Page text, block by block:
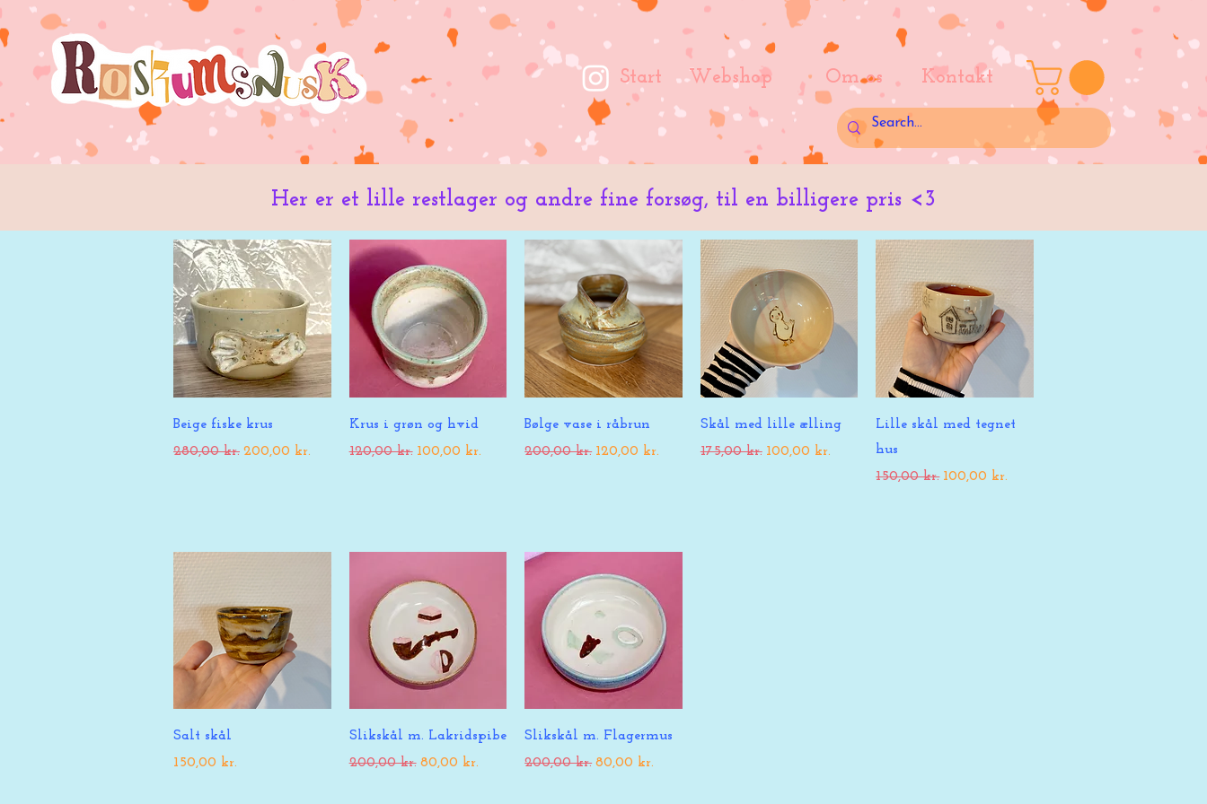
Start Webshop Om os Kontakt
Her er et lille restlager og andre fine forsøg, til en billigere pris <3
Hurtigvisning
Beige fiske krus
Regulær pris
280,00 kr. Salgspris
200,00 kr.
Hurtigvisning
Krus i grøn og hvid
Regulær pris
120,00 kr. Salgspris
100,00 kr.
Hurtigvisning
Bølge vase i råbrun
Regulær pris
200,00 kr. Salgspris
120,00 kr.
Hurtigvisning
Skål med lille ælling
Regulær pris
175,00 kr. Salgspris
100,00 kr.
Hurtigvisning
Lille skål med tegnet
hus
Regulær pris
150,00 kr. Salgspris
100,00 kr.
Hurtigvisning
Salt skål
Pris
150,00 kr.
Hurtigvisning
Slikskål m. Lakridspibe
Regulær pris
200,00 kr. Salgspris
80,00 kr.
Hurtigvisning
Slikskål m. Flagermus
Regulær pris
200,00 kr. Salgspris
80,00 kr.